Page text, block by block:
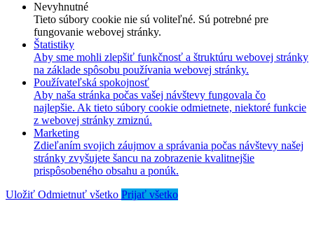
Nevyhnutné
Tieto súbory cookie nie sú voliteľné. Sú potrebné pre
fungovanie webovej stránky.
Štatistiky
Aby sme mohli zlepšiť funkčnosť a štruktúru webovej stránky
na základe spôsobu používania webovej stránky.
Používateľská spokojnosť
Aby naša stránka počas vašej návštevy fungovala čo
najlepšie. Ak tieto súbory cookie odmietnete, niektoré funkcie
z webovej stránky zmiznú.
Marketing
Zdieľaním svojich záujmov a správania počas návštevy našej
stránky zvyšujete šancu na zobrazenie kvalitnejšie
prispôsobeného obsahu a ponúk.
Uložiť Odmietnuť všetko Prijať všetko